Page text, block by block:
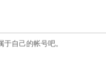
自己的帐号吧。